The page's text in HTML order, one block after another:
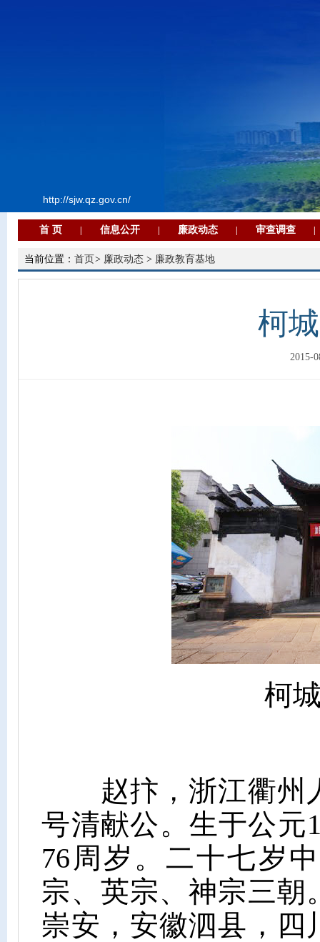
http://sjw.qz.gov.cn/
首 页 信息公开 廉政动态 审查调查
当前位置： 首页> 廉政动态 > 廉政教育基地
柯
2015-
柯
赵抃，浙江衢州
号清献公。生于公元
76周岁。二十七岁
宗、英宗、神宗三朝
崇安，安徽泗县，四